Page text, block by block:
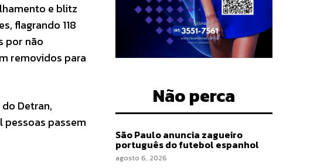
e blitz
flagrando 118
por não
removidos para
Detran,
pessoas passem
Não perca
São Paulo anuncia zagueiro
português do futebol espanhol
agosto 6, 2026